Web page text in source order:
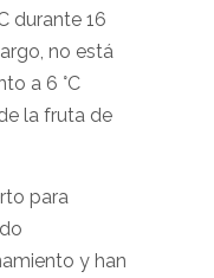
durante 16
no está
a 6 °C
la fruta de
para
y han